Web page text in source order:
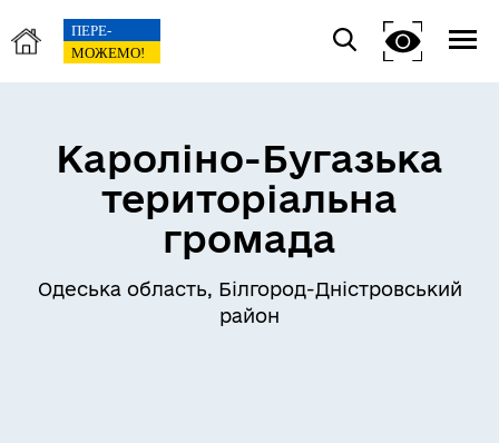
Кароліно-Бугазька
територіальна
громада
Одеська область, Білгород-Дністровський
район